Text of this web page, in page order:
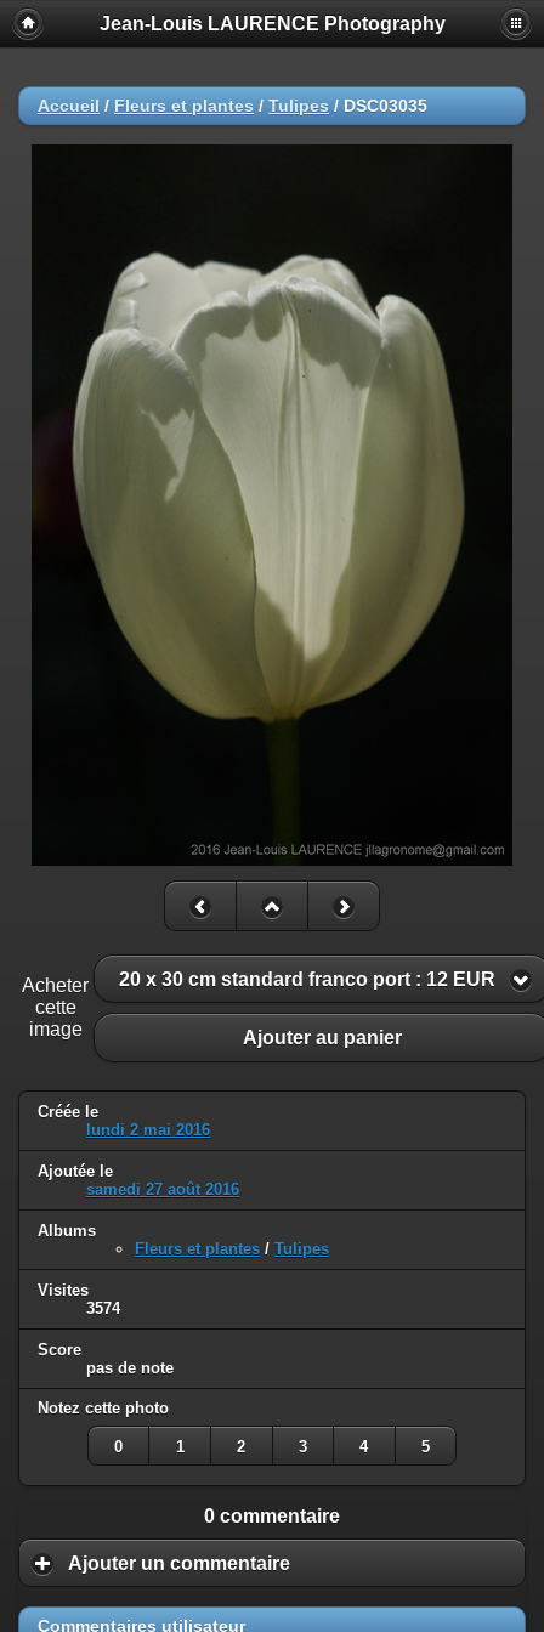
Jean-Louis LAURENCE Photography
Accueil / Fleurs et plantes / Tulipes / DSC03035
Acheter
cette
image
20 x 30 cm standard franco port : 12 EUR
Ajouter au panier
Créée le
lundi 2 mai 2016
Ajoutée le
samedi 27 août 2016
Albums
Fleurs et plantes / Tulipes
Visites
3574
Score
pas de note
Notez cette photo
0 1 2 3 4 5
0 commentaire
Ajouter un commentaire
Commentaires utilisateur